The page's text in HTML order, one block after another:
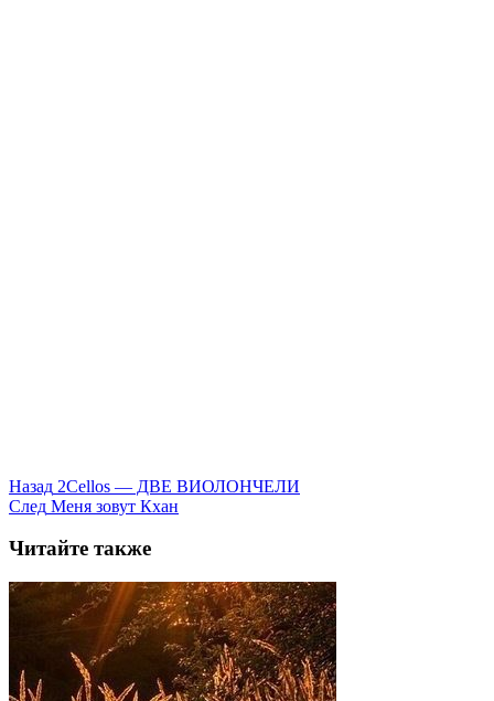
Назад 2Cellos — ДВЕ ВИОЛОНЧЕЛИ
След Меня зовут Кхан
Читайте также